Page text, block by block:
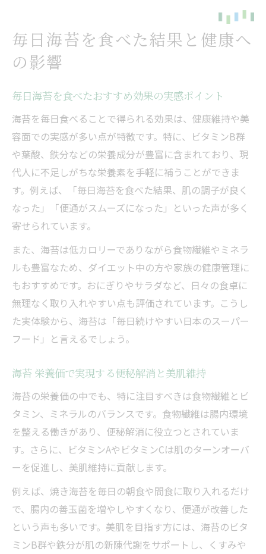
毎日海苔を食べた結果と健康へ
の影響
毎日海苔を食べたおすすめ効果の実感ポイント
海苔を毎日食べることで得られる効果は、健康維持や美
容面での実感が多い点が特徴です。特に、ビタミンB群
や葉酸、鉄分などの栄養成分が豊富に含まれており、現
代人に不足しがちな栄養素を手軽に補うことができま
す。例えば、「毎日海苔を食べた結果、肌の調子が良く
なった」「便通がスムーズになった」といった声が多く
寄せられています。
また、海苔は低カロリーでありながら食物繊維やミネラ
ルも豊富なため、ダイエット中の方や家族の健康管理に
もおすすめです。おにぎりやサラダなど、日々の食卓に
無理なく取り入れやすい点も評価されています。こうし
た実体験から、海苔は「毎日続けやすい日本のスーパー
フード」と言えるでしょう。
海苔 栄養価で実現する便秘解消と美肌維持
海苔の栄養価の中でも、特に注目すべきは食物繊維とビ
タミン、ミネラルのバランスです。食物繊維は腸内環境
を整える働きがあり、便秘解消に役立つとされていま
す。さらに、ビタミンAやビタミンCは肌のターンオーバ
ーを促進し、美肌維持に貢献します。
例えば、焼き海苔を毎日の朝食や間食に取り入れるだけ
で、腸内の善玉菌を増やしやすくなり、便通が改善した
という声も多いです。美肌を目指す方には、海苔のビタ
ミンB群や鉄分が肌の新陳代謝をサポートし、くすみや